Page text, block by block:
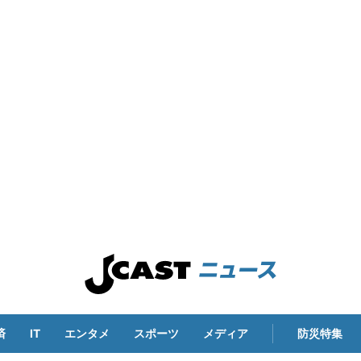
IT エンタメ スポーツ メディア 防災特集